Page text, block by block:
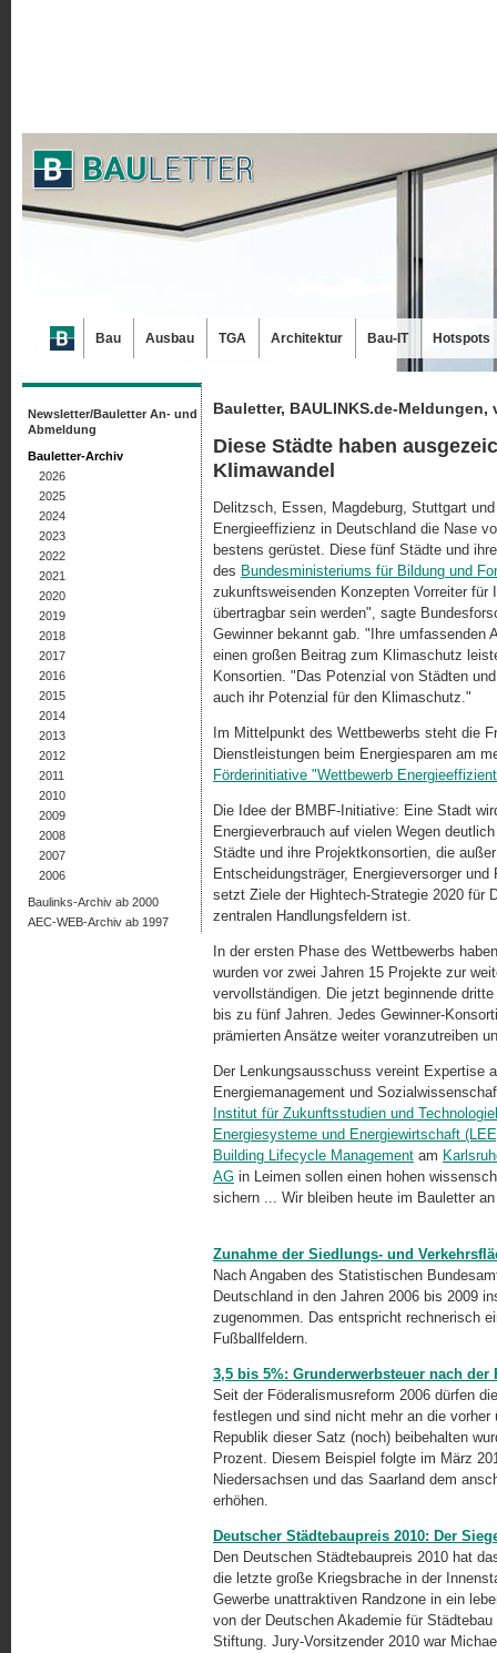
Bauletter, BAULINKS.de-Meldungen,
Diese Städte haben
Klimawandel
Delitzsch, Essen, Magdeburg, Stuttgart
Energieeffizienz in Deutschland die Nase
bestens gerüstet. Diese fünf Städte und
des Bundesministeriums für Bildung und
zukunftsweisenden Konzepten Vorreiter
übertragbar sein werden", sagte
Gewinner bekannt gab. "Ihre umfassenden
einen großen Beitrag zum Klimaschutz
Konsortien. "Das Potenzial von Städten
auch ihr Potenzial für den Klimaschutz."
Im Mittelpunkt des Wettbewerbs steht die
Dienstleistungen beim Energiesparen am
Förderinitiative "Wettbewerb
Die Idee der BMBF-Initiative: Eine Stadt
Energieverbrauch auf vielen Wegen
Städte und ihre Projektkonsortien, die
Entscheidungsträger, Energieversorger
setzt Ziele der Hightech-Strategie 2020 für
zentralen Handlungsfeldern ist.
In der ersten Phase des Wettbewerbs
wurden vor zwei Jahren 15 Projekte zur
vervollständigen. Die jetzt beginnende
bis zu fünf Jahren. Jedes Gewinner-
prämierten Ansätze weiter voranzutreiben
Der Lenkungsausschuss vereint Expertise
Energiemanagement und
Institut für Zukunftsstudien und
Energiesysteme und Energiewirtschaft
Building Lifecycle Management am
AG in Leimen sollen einen hohen
sichern ... Wir bleiben heute im Bauletter
Zunahme der Siedlungs- und
Nach Angaben des Statistischen
Deutschland in den Jahren 2006 bis 2009
zugenommen. Das entspricht rechnerisch
Fußballfeldern.
3,5 bis 5%: Grunderwerbsteuer nach
Seit der Föderalismusreform 2006 dürfen
festlegen und sind nicht mehr an die
Republik dieser Satz (noch) beibehalten
Prozent. Diesem Beispiel folgte im März
Niedersachsen und das Saarland dem
erhöhen.
Deutscher Städtebaupreis 2010: Der
Den Deutschen Städtebaupreis 2010 hat
die letzte große Kriegsbrache in der
Gewerbe unattraktiven Randzone in ein
von der Deutschen Akademie für
Stiftung. Jury-Vorsitzender 2010 war
Newsletter/Bauletter An- und
Abmeldung
Bauletter-Archiv
2026
2025
2024
2023
2022
2021
2020
2019
2018
2017
2016
2015
2014
2013
2012
2011
2010
2009
2008
2007
2006
Baulinks-Archiv ab 2000
AEC-WEB-Archiv ab 1997
Bau Ausbau TGA Architektur Bau-IT Hotspots